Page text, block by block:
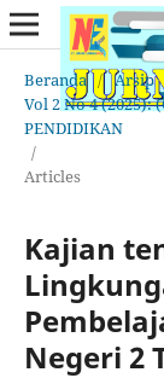
Beranda / Arsip
Vol 2 No 4 (2025):
PENDIDIKAN
/
Articles
Kajian
Negeri 2